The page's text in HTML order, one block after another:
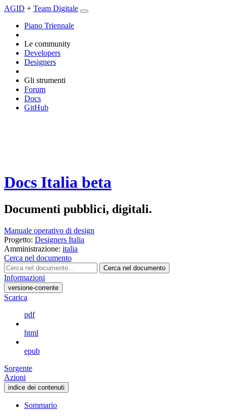
AGID + Team Digitale
Piano Triennale
Le community
Developers
Designers
Gli strumenti
Forum
Docs
GitHub
Docs Italia beta
Documenti pubblici, digitali.
Manuale operativo di design
Progetto: Designers Italia
Amministrazione: italia
Cerca nel documento
Cerca nel documento
Informazioni
versione-corrente
Scarica
pdf
html
epub
Sorgente
Azioni
indice dei contenuti
Sommario